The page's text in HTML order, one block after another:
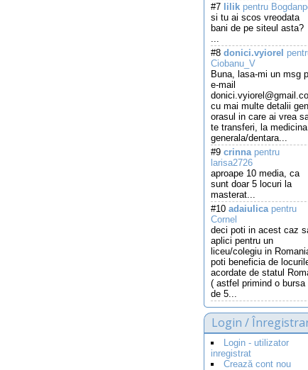
#7 lilik pentru
si tu ai scos vreodata
bani de pe siteul asta?
...
#8 donici.vyiorel
Ciobanu_V
Buna, lasa-mi un msg
e-mail
cu mai multe detalii
orasul in care ai vrea
te transferi, la medicina
generala/dentara...
#9 crinnapentru
larisa2726
aproape 10 media, ca
sunt doar 5 locuri la
masterat...
#10 adaiulicapentru
Cornel
deci poti in acest caz
aplici pentru un
liceu/colegiu in
poti beneficia de
acordate de statul
( astfel primind o bursa
de 5...
Login /
Login - utilizator
inregistrat
Crează cont nou